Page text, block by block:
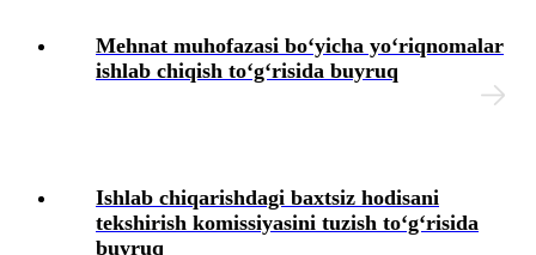
Tibbiy koʻrik
Yuridik masalalar
Mehnat muhofazasi boʻyicha yoʻriqnomalar
ishlab chiqish toʻgʻrisida buyruq
Ishlab chiqarishdagi baхtsiz hodisani
tekshirish komissiyasini tuzish toʻgʻrisida
buyruq